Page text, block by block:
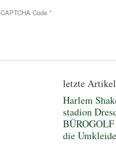
CAPTCHA Code *
letzte Artikel
Harlem
stadion
die Umkleide